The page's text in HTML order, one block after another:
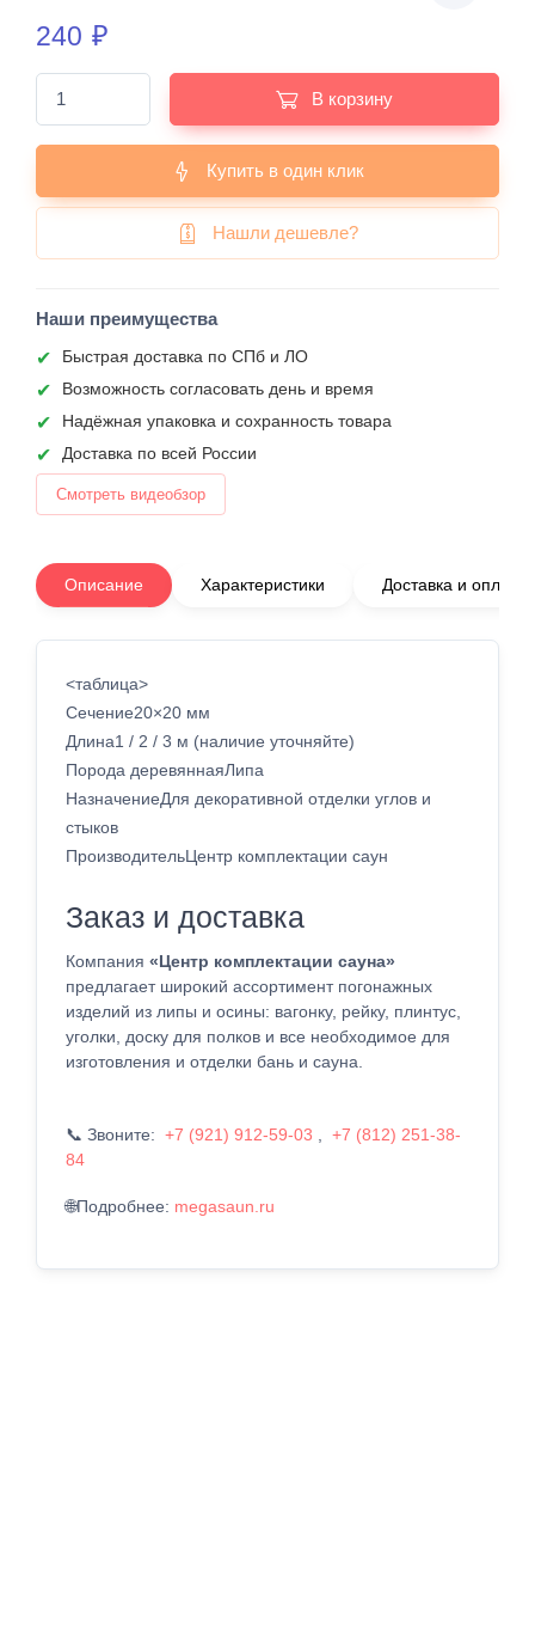
240 ₽
В корзину
Купить в один клик
Нашли дешевле?
Наши преимущества
Быстрая доставка по СПб и ЛО
Возможность согласовать день и время
Надёжная упаковка и сохранность товара
Доставка по всей России
Смотреть видеобзор
Описание Характеристики Доставка и оплата
<таблица>
Сечение20×20 мм
Длина1 / 2 / 3 м (наличие уточняйте)
Порода деревяннаяЛипа
НазначениеДля декоративной отделки углов и
стыков
ПроизводительЦентр комплектации саун
Заказ и доставка
Компания «Центр комплектации сауна»
предлагает широкий ассортимент погонажных
изделий из липы и осины: вагонку, рейку, плинтус,
уголки, доску для полков и все необходимое для
изготовления и отделки бань и сауна.
📞 Звоните: +7 (921) 912-59-03
+7 (812) 251-38-
84
🌐Подробнее: megasaun.ru